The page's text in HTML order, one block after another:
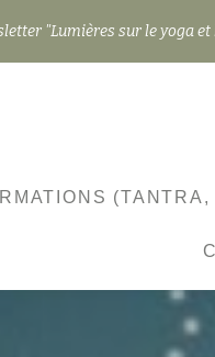
"Lumières sur le yoga